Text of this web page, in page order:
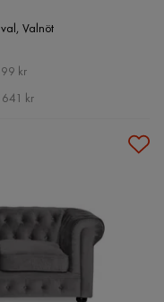
Valnöt
kr
kr